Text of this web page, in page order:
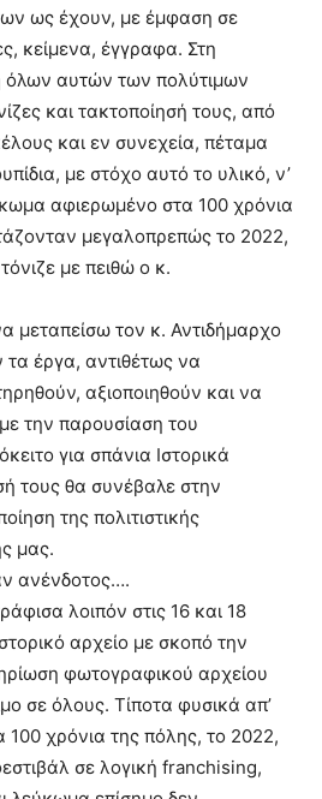
ως έχουν, με έμφαση σε
κείμενα, έγγραφα. Στη
όλων αυτών των πολύτιμων
και τακτοποίησή τους, από
και εν συνεχεία, πέταμα
με στόχο αυτό το υλικό, ν’
αφιερωμένο στα 100 χρόνια
μεγαλοπρεπώς το 2022,
με πειθώ ο κ.
μεταπείσω τον κ. Αντιδήμαρχο
έργα, αντιθέτως να
αξιοποιηθούν και να
την παρουσίαση του
για σπάνια Ιστορικά
τους θα συνέβαλε στην
της πολιτιστικής
μας.
ανένδοτος….
λοιπόν στις 16 και 18
αρχείο με σκοπό την
φωτογραφικού αρχείου
σε όλους. Τίποτα φυσικά απ’
100 χρόνια της πόλης, το 2022,
σε λογική franchising,